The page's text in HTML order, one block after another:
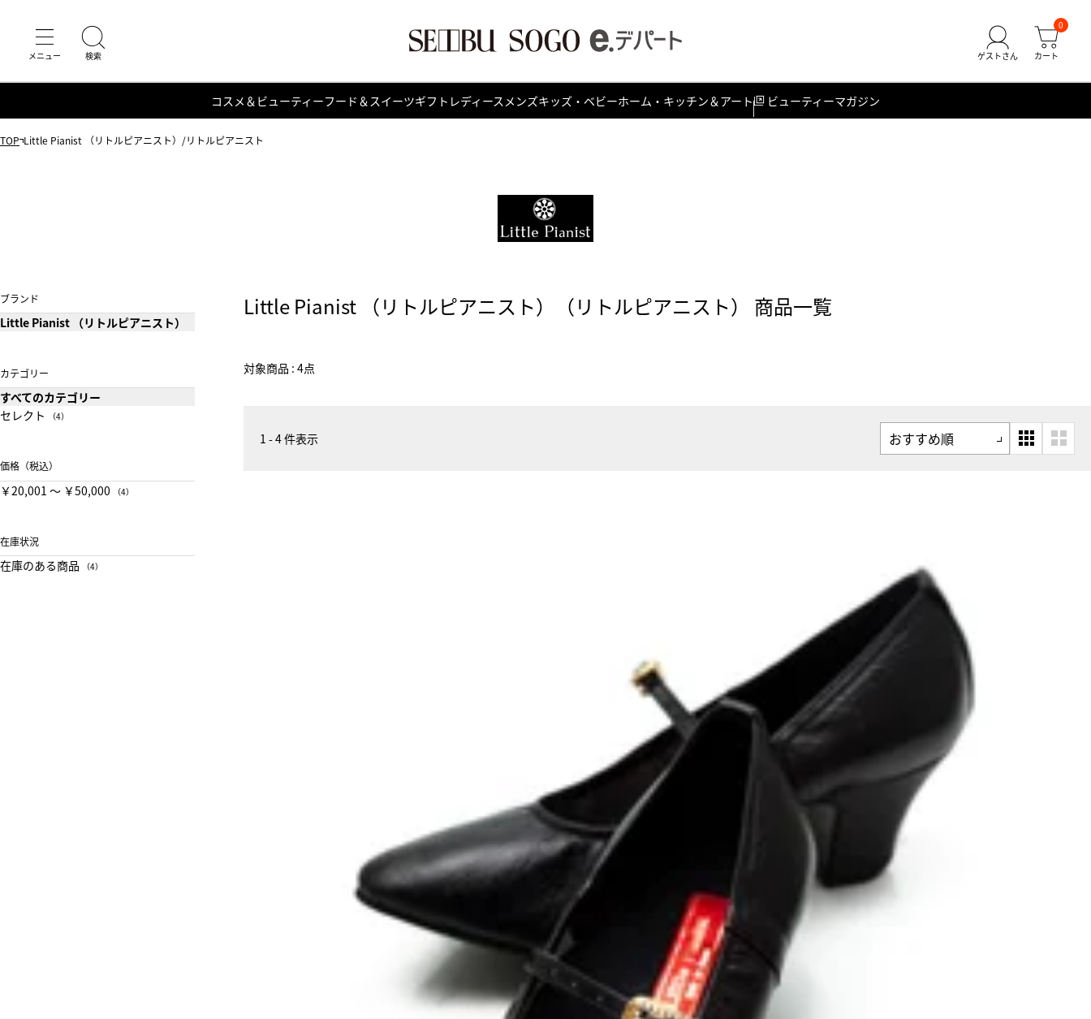
0
コスメ＆ビューティーフード＆スイーツギフト レディース メンズキッズ・ベビーホーム・キッチン＆アート ビューティーマガジン
TOP Little Pianist （リトルピアニスト）/リトルピアニスト
Little Pianist （リトルピアニスト）（リトルピアニスト） 商品一覧
対象商品 : 4点
ブランド
Little Pianist （リトルピアニスト）
カテゴリー
すべてのカテゴリー
セレクト
（4）
価格（税込）
￥20,001 〜 ￥50,000 （4）
在庫状況
在庫のある商品 （4）
1 - 4 件表示